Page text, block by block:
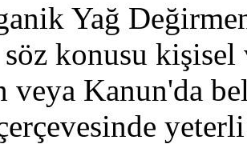
Yağ
konusu kişisel
veya Kanun'da